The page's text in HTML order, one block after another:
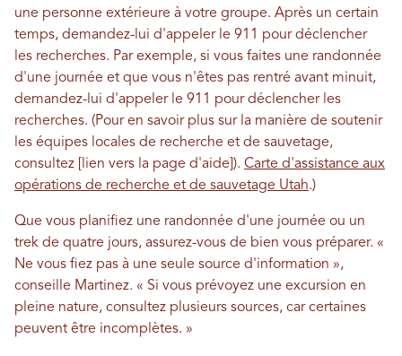
une personne extérieure à votre groupe. Après un certain
temps, demandez-lui d'appeler le 911 pour déclencher
les recherches. Par exemple, si vous faites une randonnée
d'une journée et que vous n'êtes pas rentré avant minuit,
demandez-lui d'appeler le 911 pour déclencher les
recherches. (Pour en savoir plus sur la manière de soutenir
les équipes locales de recherche et de sauvetage,
consultez [lien vers la page d'aide]). Carte d'assistance aux
opérations de recherche et de sauvetage Utah.)
Que vous planifiez une randonnée d'une journée ou un
trek de quatre jours, assurez-vous de bien vous préparer. «
Ne vous fiez pas à une seule source d'information »,
conseille Martinez. « Si vous prévoyez une excursion en
pleine nature, consultez plusieurs sources, car certaines
peuvent être incomplètes. »